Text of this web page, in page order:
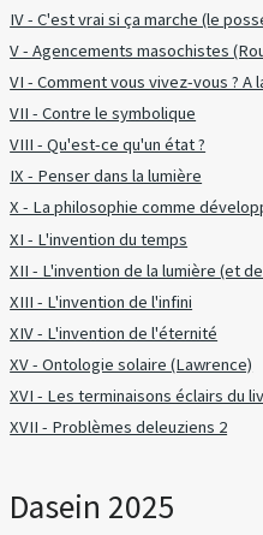
IV - C'est vrai si ça marche (le
V - Agencements masochistes
VI - Comment vous vivez-vous ? A
VII - Contre le symbolique
VIII - Qu'est-ce qu'un état ?
IX - Penser dans la lumière
X - La philosophie comme
XI - L'invention du temps
XII - L'invention de la lumière (et
XIII - L'invention de l'infini
XIV - L'invention de l'éternité
XV - Ontologie solaire (Lawrence)
XVI - Les terminaisons éclairs du
XVII - Problèmes deleuziens 2
Dasein 2025